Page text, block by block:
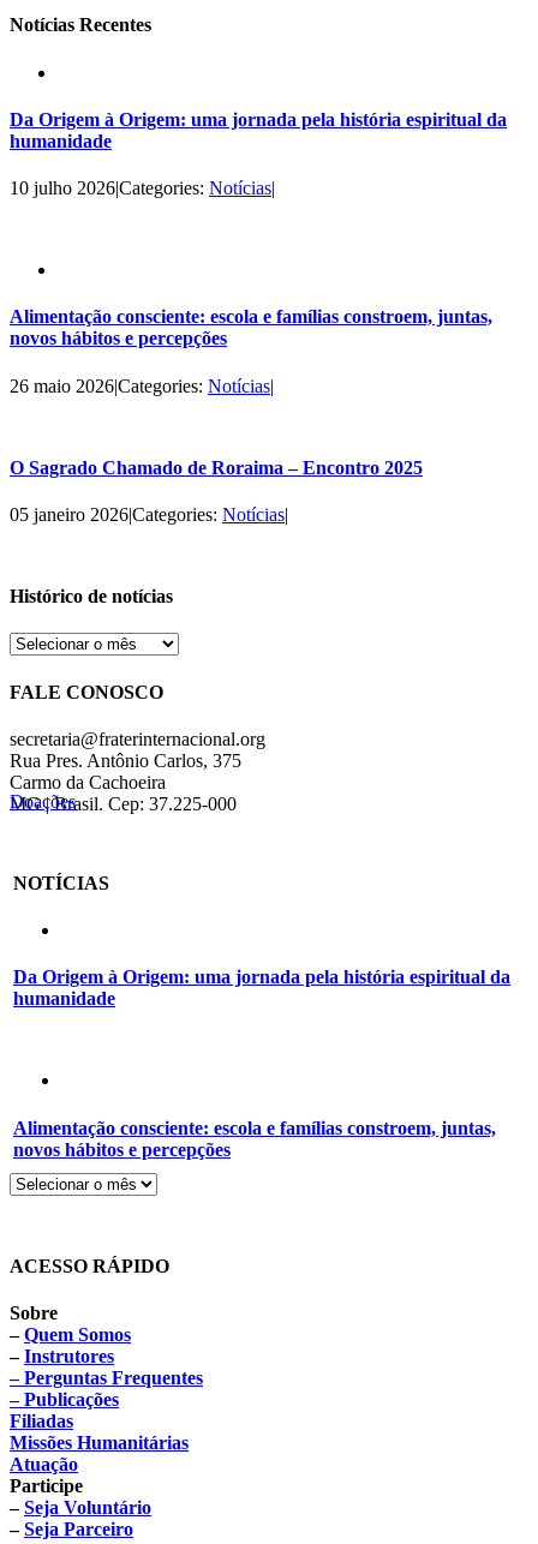
Notícias Recentes
Da Origem à Origem: uma jornada pela história espiritual da
humanidade
10 julho 2026|Categories: Notícias|
Alimentação consciente: escola e famílias constroem, juntas,
novos hábitos e percepções
26 maio 2026|Categories: Notícias|
O Sagrado Chamado de Roraima – Encontro 2025
05 janeiro 2026|Categories: Notícias|
Histórico de notícias
Histórico
notícias
FALE CONOSCO
secretaria@fraterinternacional.org
Rua Pres. Antônio Carlos, 375
Carmo da Cachoeira
MG | Brasil. Cep: 37.225-000
Doações
NOTÍCIAS
Da Origem à Origem: uma jornada pela história espiritual da
humanidade
Alimentação consciente: escola e famílias constroem, juntas,
novos hábitos e percepções
ACESSO RÁPIDO
Sobre
–Quem Somos
–Instrutores
– Perguntas Frequentes
– Publicações
Filiadas
Missões Humanitárias
Atuação
Participe
–Seja Voluntário
–Seja Parceiro